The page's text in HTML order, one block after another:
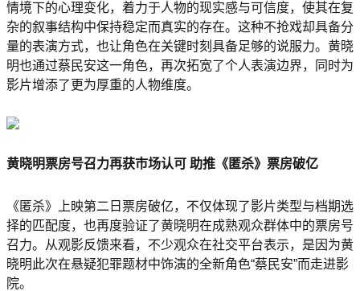
情境下的心理变化，着力于人物的现实感与可信度，使其在复
杂的叙事结构中保持稳定而真实的存在。这种不抢戏却具备分
量的表演方式，也让角色在关键时刻具备足够的说服力。黄晓
明也通过蔡民安这一角色，再次拓宽了个人表演边界，同时为
影片增添了更为厚重的人物维度。
黄晓明票房号召力再获市场认可 助推《匿杀》票房破亿
《匿杀》上映第二日票房破亿，不仅体现了影片类型与档期选
择的匹配度，也再度验证了黄晓明在成熟观众群体中的票房号
召力。从观影反馈来看，不少观众在社交平台表示，是因为黄
晓明此次在悬疑犯罪题材中饰演的全新角色“蔡民安”而走进影
院。